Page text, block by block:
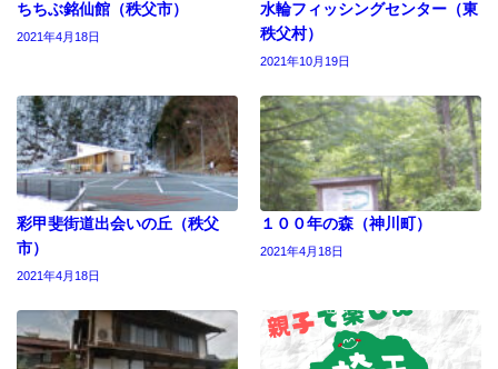
ちちぶ銘仙館（秩父市）
2021年4月18日
水輪フィッシングセンター（東
秩父村）
2021年10月19日
彩甲斐街道出会いの丘（秩父
市）
2021年4月18日
１００年の森（神川町）
2021年4月18日